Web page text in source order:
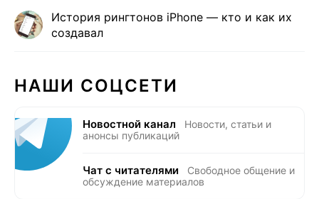
История рингтонов iPhone — кто и как их
создавал
НАШИ СОЦСЕТИ
Новостной канал
Новости, статьи и
анонсы публикаций
Чат с читателями
Свободное общение и
обсуждение материалов